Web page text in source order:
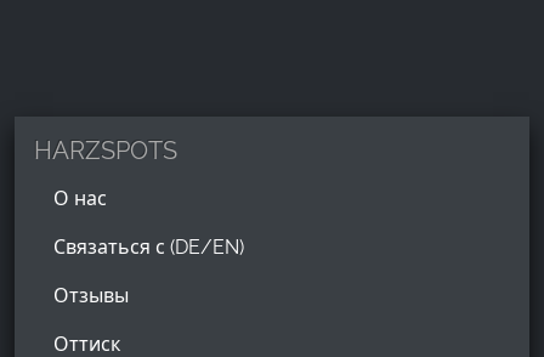
HARZSPOTS
О нас
Связаться с (DE/EN)
Отзывы
Оттиск